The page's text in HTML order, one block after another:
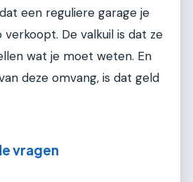
een reguliere garage je
De valkuil is dat ze
wat je moet weten. En
deze omvang, is dat geld
vragen